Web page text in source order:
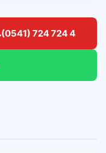
(0541) 724 724 4